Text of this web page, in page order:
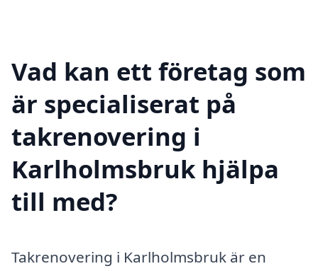
Vad kan ett företag som
är specialiserat på
takrenovering i
Karlholmsbruk hjälpa
till med?
Takrenovering i Karlholmsbruk är en